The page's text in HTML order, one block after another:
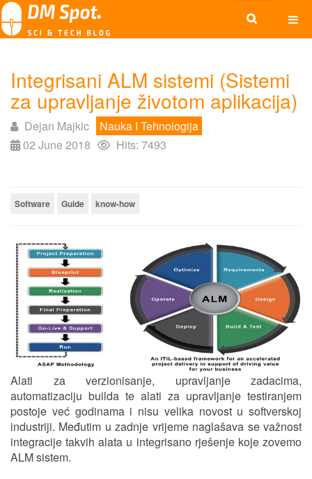
Integrisani ALM sistemi (Sistemi
za upravljanje životom aplikacija)
Dejan Majkic
Nauka I Tehnologija
02 June 2018
Hits: 7493
Software Guide know-how
Alati za verzionisanje, upravljanje zadacima,
automatizaciju builda te alati za upravljanje testiranjem
postoje već godinama i nisu velika novost u softverskoj
industriji. Međutim u zadnje vrijeme naglašava se važnost
integracije takvih alata u integrisano rješenje koje zovemo
ALM sistem.